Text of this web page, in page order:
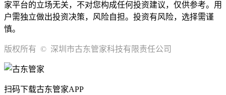
家平台的立场无关，不对您构成任何投资建议，仅供参考。用
户需独立做出投资决策，风险自担。投资有风险，选择需谨
慎。
版权所有 © 深圳市古东管家科技有限责任公司
扫码下载古东管家APP